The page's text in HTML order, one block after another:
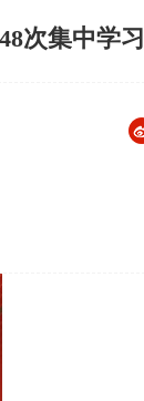
次集中学习